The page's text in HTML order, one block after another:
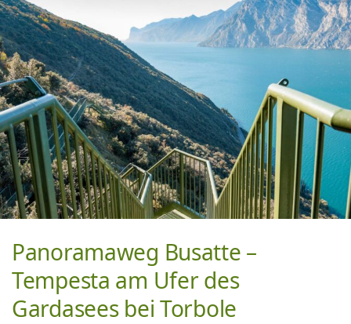
Panoramaweg Busatte –
Tempesta am Ufer des
Gardasees bei Torbole